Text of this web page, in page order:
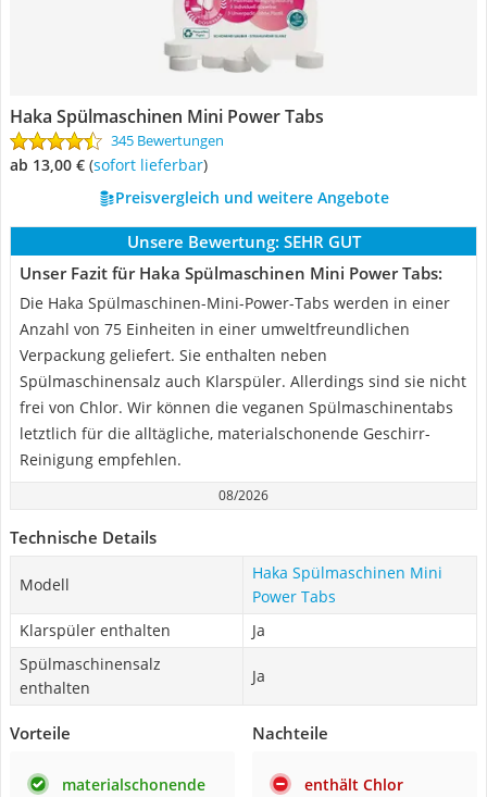
Haka Spülmaschinen Mini Power Tabs
345 Bewertungen
ab 13,00 € ( Sofort lieferbar)
Preisvergleich und weitere Angebote
Unsere Bewertung: SEHR GUT
Unser Fazit für Haka Spülmaschinen Mini Power Tabs:
Die Haka Spülmaschinen-Mini-Power-Tabs werden in einer
Anzahl von 75 Einheiten in einer umweltfreundlichen
Verpackung geliefert. Sie enthalten neben
Spülmaschinensalz auch Klarspüler. Allerdings sind sie nicht
frei von Chlor. Wir können die veganen Spülmaschinentabs
letztlich für die alltägliche, materialschonende Geschirr-
Reinigung empfehlen.
08/2026
Technische Details
Modell
Haka Spülmaschinen Mini
Power Tabs
Klarspüler enthalten
Ja
Spülmaschinensalz
enthalten
Ja
Vorteile
materialschonende
Nachteile
enthält Chlor